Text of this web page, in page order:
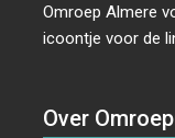
Omroep Almere
icoontje voor de
Over